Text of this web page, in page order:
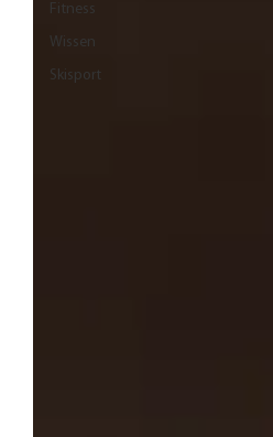
Fitness
Wissen
Skisport